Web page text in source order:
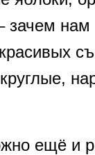
зачем нам
ещё и